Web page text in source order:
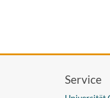
Service